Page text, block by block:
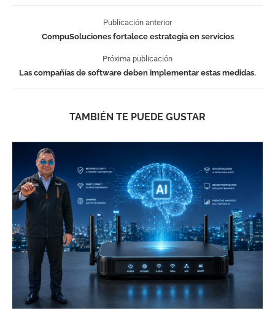
Publicación anterior
CompuSoluciones fortalece estrategia en servicios
Próxima publicación
Las compañías de software deben implementar estas medidas.
TAMBIÉN TE PUEDE GUSTAR